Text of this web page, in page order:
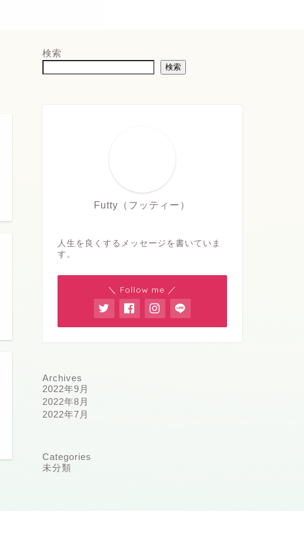
検索
検索
Futty（フッティー）
人生を良くするメッセージを書いていま
す。
＼ Follow me ／
Archives
2022年9月
2022年8月
2022年7月
Categories
未分類